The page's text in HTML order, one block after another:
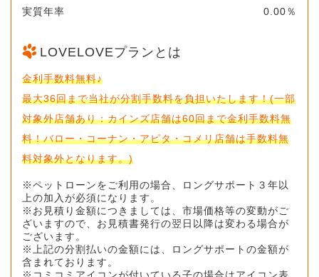
実質年率
0.00％
LOVELOVEプランとは
金利手数料無料♪
最大36回まで当社が分割手数料を負担いたします！(一部
対象外店舗あり：カインズ店舗は60回まで金利手数料無
料！バロー・コーナン・アピタ・コメリ店舗は手数料無
料対象外となります。)
※ペットローンをご利用の場合、ロングサポート３年以
上の加入が必須になります。
※お見積り金額につきましては、市場価格等の変動がご
ざいますので、お見積書発行の翌日以降は変わる場合が
ございます。
※上記の分割払いの金額には、ロングサポートの金額が
含まれております。
※コミコミアイコンが付いている子の場合はアイコン表